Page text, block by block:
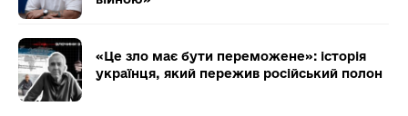
«Це зло має бути переможене»: історія
українця, який пережив російський полон